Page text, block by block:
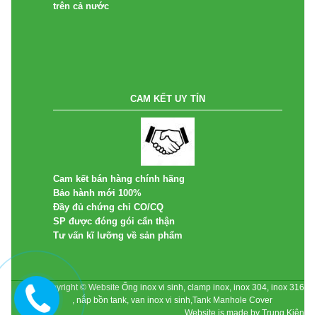
trên cả nước
CAM KẾT UY TÍN
Cam kết bán hàng chính hãng
Bảo hành mới 100%
Đầy đủ chứng chỉ CO/CQ
SP được đóng gói cẩn thận
Tư vấn kĩ lưỡng về sản phẩm
Copyright © Website Ống inox vi sinh, clamp inox, inox 304, inox 316
, nắp bồn tank, van inox vi sinh,Tank Manhole Cover
Website is made by Trung Kiên